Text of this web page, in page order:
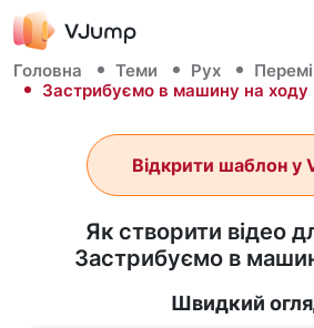
Головна Теми Рух
Застрибуємо в машину на ходу
Як створити відео
Застрибуємо в
Відкрити шаблон у
Швидкий